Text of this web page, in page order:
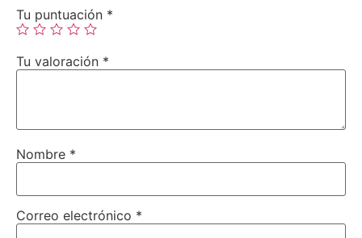
Tu puntuación *
Tu valoración *
Nombre *
Correo electrónico *